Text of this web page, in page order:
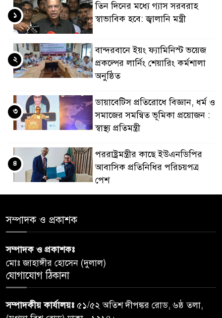
তিন দিনের মধ্যে গ্যাস সরবরাহ
স্বাভাবিক হবে: জ্বালানি মন্ত্রী
১
বান্দরবানে ইয়ং ফ্যামিনিস্ট ভয়েজ
প্রকল্পের লার্নিং শেয়ারিং কর্মশালা
অনুষ্ঠিত
২
ডায়াবেটিস প্রতিরোধে বিজ্ঞান, ধর্ম ও
সমাজের সমন্বিত ভূমিকা প্রয়োজন :
স্বাস্থ্য প্রতিমন্ত্রী
৩
পররাষ্ট্রমন্ত্রীর কা‌ছে ইউএনডিপির
আবাসিক প্রতিনিধির পরিচয়পত্র
পেশ
৪
৫
ঝড়বৃষ্টির পূর্বাভাস
৬
অনুশ্রীর, মিলল হারমোনিয়াম
৭
সম্পাদক ও প্রকাশক
সম্পাদক ও প্রকাশকঃ
মোঃ জাহাঙ্গীর হোসেন (দুলাল)
যোগাযোগ ঠিকানা
সম্পাদকীয় কার্যালয়ঃ ৫১/৫২ অতিশ দীপঙ্কর রোড, ৬ষ্ঠ তলা,